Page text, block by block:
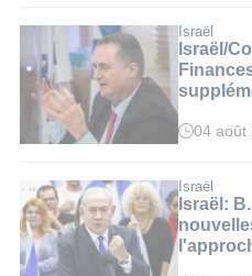
:
2
min.
Israël
Israël/
Temps
:
2
min.
04 août
Israël
Israël: